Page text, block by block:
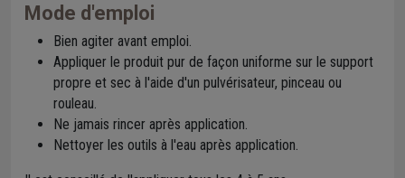
Mode d'emploi
Bien agiter avant emploi.
Appliquer le produit pur de façon uniforme sur le support
propre et sec à l'aide d'un pulvérisateur, pinceau ou
rouleau.
Ne jamais rincer après application.
Nettoyer les outils à l'eau après application.